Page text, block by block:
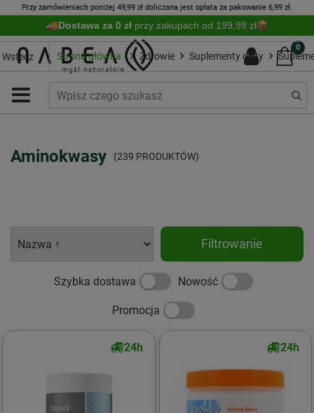
Przy zamówieniach poniżej 49,99 zł doliczana jest opłata za pakowanie 6,99 zł.
Dostawa za 0 zł przy zakupach od 199,99 zł
0
Wstecz Strona główna Zdrowie Suplementy diety
Aminokwasy (239 PRODUKTÓW)
Filtrowanie
Szybka dostawa Nowość
Promocja
24h 24h